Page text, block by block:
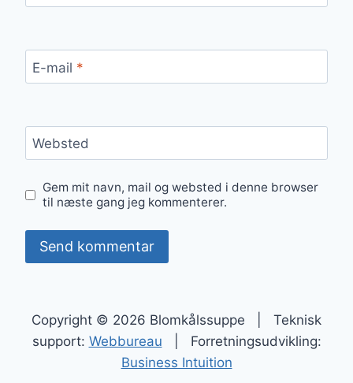
E-mail *
Websted
Gem mit navn, mail og websted i denne browser
til næste gang jeg kommenterer.
Copyright © 2026 Blomkålssuppe | Teknisk
support: Webbureau | Forretningsudvikling:
Business Intuition